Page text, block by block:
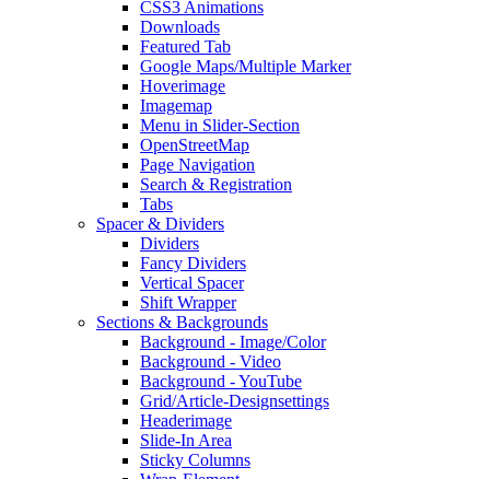
CSS3 Animations
Downloads
Featured Tab
Google Maps/Multiple Marker
Hoverimage
Imagemap
Menu in Slider-Section
OpenStreetMap
Page Navigation
Search & Registration
Tabs
Spacer & Dividers
Dividers
Fancy Dividers
Vertical Spacer
Shift Wrapper
Sections & Backgrounds
Background - Image/Color
Background - Video
Background - YouTube
Grid/Article-Designsettings
Headerimage
Slide-In Area
Sticky Columns